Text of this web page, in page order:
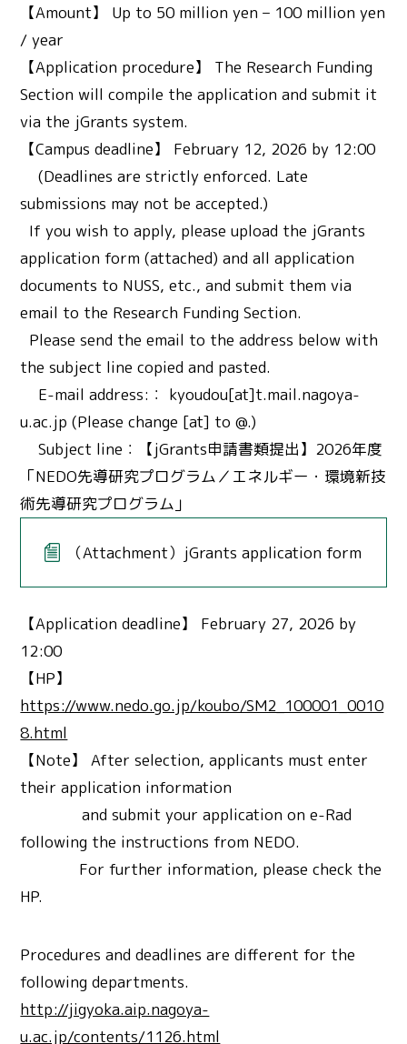
【Amount】 Up to 50 million yen – 100 million yen
/ year
【Application procedure】 The Research Funding
Section will compile the application and submit it
via the jGrants system.
【Campus deadline】 February 12, 2026 by 12:00
(Deadlines are strictly enforced. Late
submissions may not be accepted.)
If you wish to apply, please upload the jGrants
application form (attached) and all application
documents to NUSS, etc., and submit them via
email to the Research Funding Section.
Please send the email to the address below with
the subject line copied and pasted.
E-mail address:： kyoudou[at]t.mail.nagoya-
u.ac.jp (Please change [at] to @.)
Subject line：【jGrants申請書類提出】2026年度
「NEDO先導研究プログラム／エネルギー・環境新技
術先導研究プログラム」
（Attachment）jGrants application form
【Application deadline】 February 27, 2026 by
12:00
【HP】
https://www.nedo.go.jp/koubo/SM2_100001_0010
8.html
【Note】 After selection, applicants must enter
their application information
and submit your application on e-Rad
following the instructions from NEDO.
For further information, please check the
HP.
Procedures and deadlines are different for the
following departments.
http://jigyoka.aip.nagoya-
u.ac.jp/contents/1126.html